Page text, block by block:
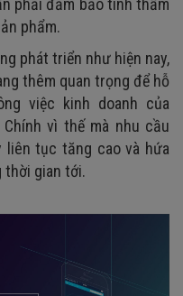
phải đảm bảo tính thẩm
phẩm.
phát triển như hiện nay,
thêm quan trọng để hỗ
việc kinh doanh của
vì thế mà nhu cầu
liên tục tăng cao và hứa
thời gian tới.